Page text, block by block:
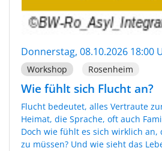
Donnerstag, 08.10.2026 18:00
Workshop Rosenheim
Wie fühlt sich Flucht an?
Flucht bedeutet, alles Vertraute
Heimat, die Sprache, oft auch
Doch wie fühlt es sich wirklich an,
zu müssen? Und wie sieht das